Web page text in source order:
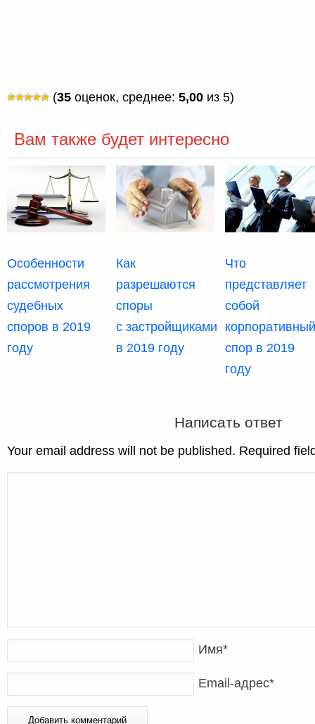
(35 оценок, среднее: 5,00 из 5)
Вам также будет интересно
Особенности
рассмотрения
судебных
споров в 2019
году
Как
разрешаются
споры
с застройщиками
в 2019 году
Что
представляет
собой
корпоративный
спор в 2019
году
Написать ответ
Your email address will not be published. Required
Имя*
Email-адрес*